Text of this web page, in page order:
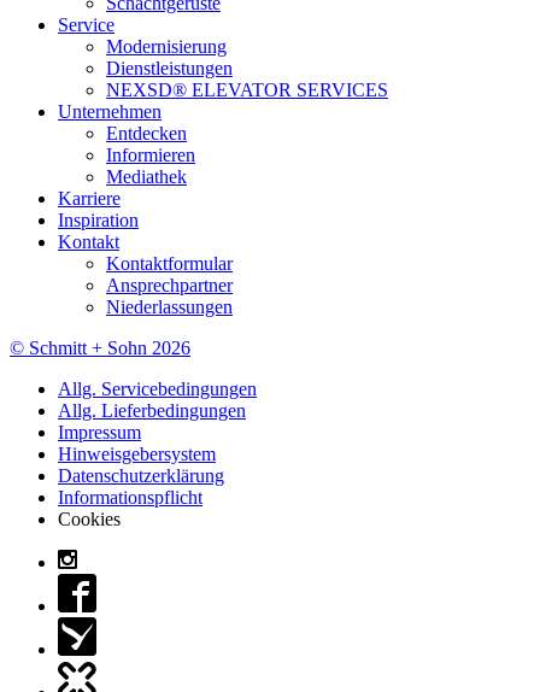
Service
Modernisierung
Dienstleistungen
NEXSD® ELEVATOR SERVICES
Unternehmen
Entdecken
Informieren
Mediathek
Karriere
Inspiration
Kontakt
Kontaktformular
Ansprechpartner
Niederlassungen
© Schmitt + Sohn 2026
Allg. Servicebedingungen
Allg. Lieferbedingungen
Impressum
Hinweisgebersystem
Datenschutzerklärung
Informationspflicht
Cookies